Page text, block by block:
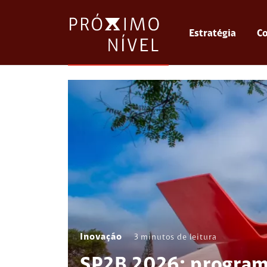
Estratégia
Inovação 3 minutos de leitura